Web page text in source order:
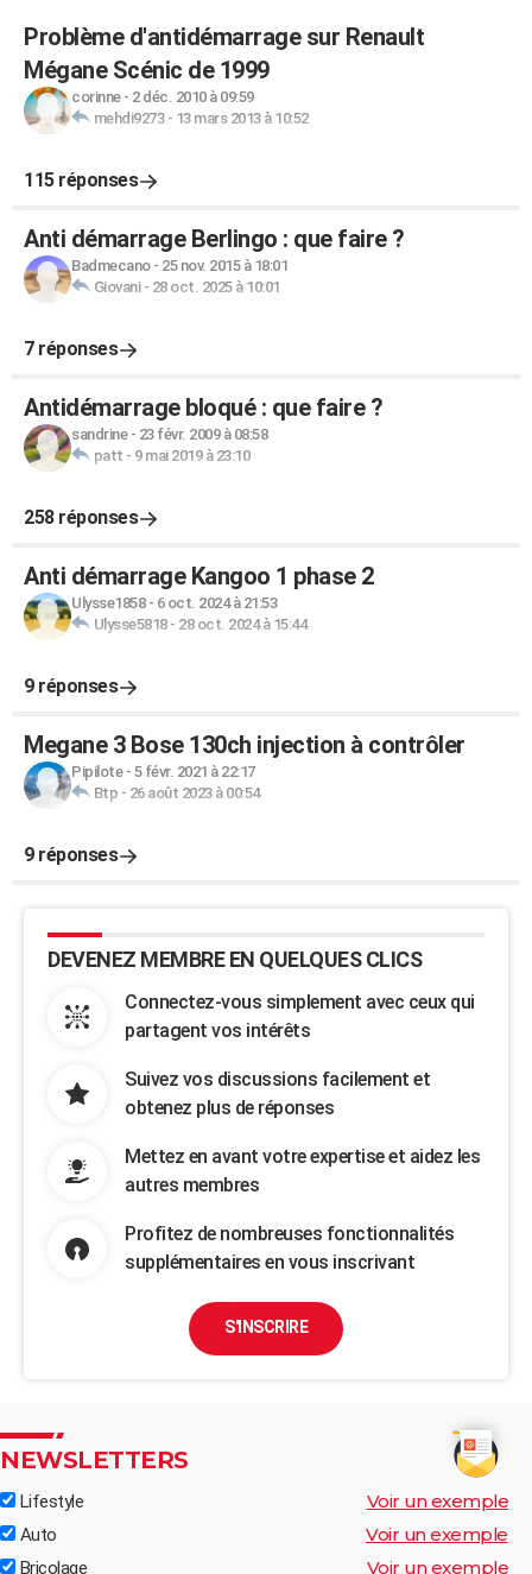
Problème d'antidémarrage sur Renault
Mégane Scénic de 1999
corinne- 2 déc. 2010 à 09:59
mehdi9273- 13 mars 2013 à 10:52
115 réponses
Anti démarrage Berlingo : que faire ?
Badmecano- 25 nov. 2015 à 18:01
Giovani- 28 oct. 2025 à 10:01
7 réponses
Antidémarrage bloqué : que faire ?
sandrine- 23 févr. 2009 à 08:58
patt - 9 mai 2019 à 23:10
258 réponses
Anti démarrage Kangoo 1 phase 2
Ulysse1858- 6 oct. 2024 à 21:53
Ulysse5818- 28 oct. 2024 à 15:44
9 réponses
Megane 3 Bose 130ch injection à contrôler
Pipilote- 5 févr. 2021 à 22:17
Btp - 26 août 2023 à 00:54
9 réponses
DEVENEZ MEMBRE EN QUELQUES CLICS
Connectez-vous simplement avec ceux qui
partagent vos intérêts
Suivez vos discussions facilement et
obtenez plus de réponses
Mettez en avant votre expertise et aidez les
autres membres
Profitez de nombreuses fonctionnalités
supplémentaires en vous inscrivant
S'INSCRIRE
NEWSLETTERS
Lifestyle Voir un exemple
Auto Voir un exemple
Bricolage Voir un exemple